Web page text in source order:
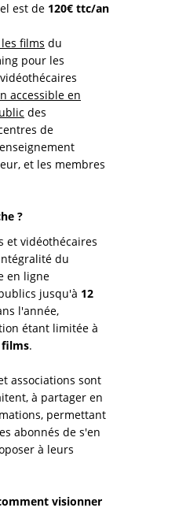
est de 120€ ttc/an
films du
pour les
accessible en
des
de
et les membres
?
et vidéothécaires
du
en ligne
jusqu'à 12
l'année,
étant limitée à
films.
associations sont
à partager en
permettant
abonnés de s'en
à leurs
visionner